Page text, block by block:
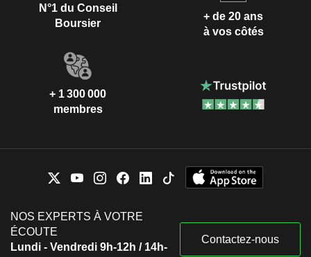
N°1 du Conseil
Boursier
+ de 20 ans
à vos côtés
+ 1 300 000
membres
NOS EXPERTS À VOTRE
ÉCOUTE
Lundi - Vendredi 9h-12h / 14h-
Contactez-nous